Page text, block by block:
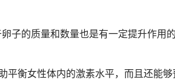
子的质量和数量也是有一定提升作用
平衡女性体内的激素水平，而且还能够